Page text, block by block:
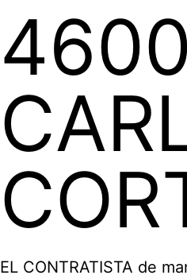
EL CONTRATISTA de